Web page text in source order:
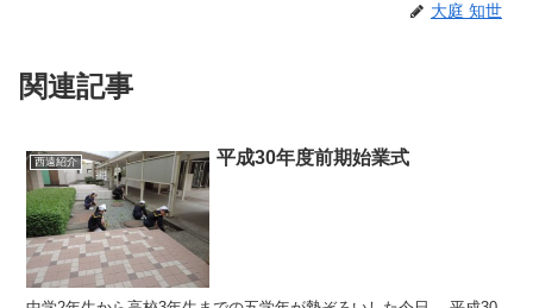
大庭 知世
関連記事
西遠紹介 平成30年度前期始業式